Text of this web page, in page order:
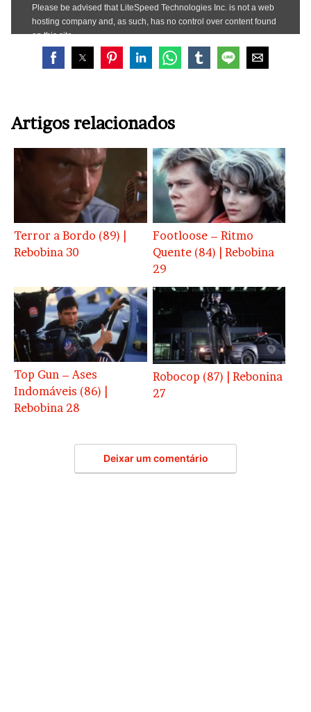
Artigos relacionados
Terror a Bordo (89) |
Rebobina 30
Footloose – Ritmo
Quente (84) | Rebobina
29
Top Gun – Ases
Indomáveis (86) |
Rebobina 28
Robocop (87) | Rebonina
27
Deixar um comentário